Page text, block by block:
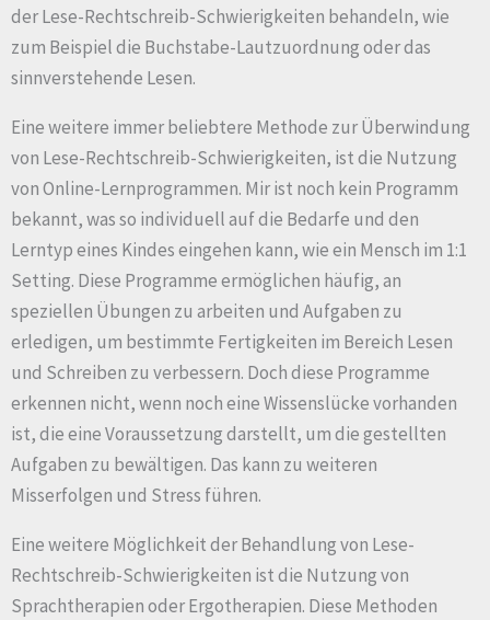
der Lese-Rechtschreib-Schwierigkeiten behandeln, wie
zum Beispiel die Buchstabe-Lautzuordnung oder das
sinnverstehende Lesen.
Eine weitere immer beliebtere Methode zur Überwindung
von Lese-Rechtschreib-Schwierigkeiten, ist die Nutzung
von Online-Lernprogrammen. Mir ist noch kein Programm
bekannt, was so individuell auf die Bedarfe und den
Lerntyp eines Kindes eingehen kann, wie ein Mensch im 1:1
Setting. Diese Programme ermöglichen häufig, an
speziellen Übungen zu arbeiten und Aufgaben zu
erledigen, um bestimmte Fertigkeiten im Bereich Lesen
und Schreiben zu verbessern. Doch diese Programme
erkennen nicht, wenn noch eine Wissenslücke vorhanden
ist, die eine Voraussetzung darstellt, um die gestellten
Aufgaben zu bewältigen. Das kann zu weiteren
Misserfolgen und Stress führen.
Eine weitere Möglichkeit der Behandlung von Lese-
Rechtschreib-Schwierigkeiten ist die Nutzung von
Sprachtherapien oder Ergotherapien. Diese Methoden